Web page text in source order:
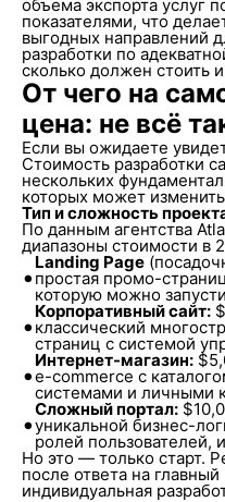
объема экспорта услуг
показателями, что
выгодных направлений
разработки по
сколько должен стоить
От чего на
цена: не всё
Если вы ожидаете
Стоимость разработки
нескольких
которых может
Тип и сложность
По данным агентства
диапазоны стоимости в
•
Landing Page
простая промо-
которую можно
•
Корпоративный сайт:
классический
страниц с системой
•
Интернет-магазин:
e-commerce с
системами и личными
•
Сложный портал:
уникальной бизнес-
ролей пользователей,
Но это — только старт.
после ответа на
индивидуальная